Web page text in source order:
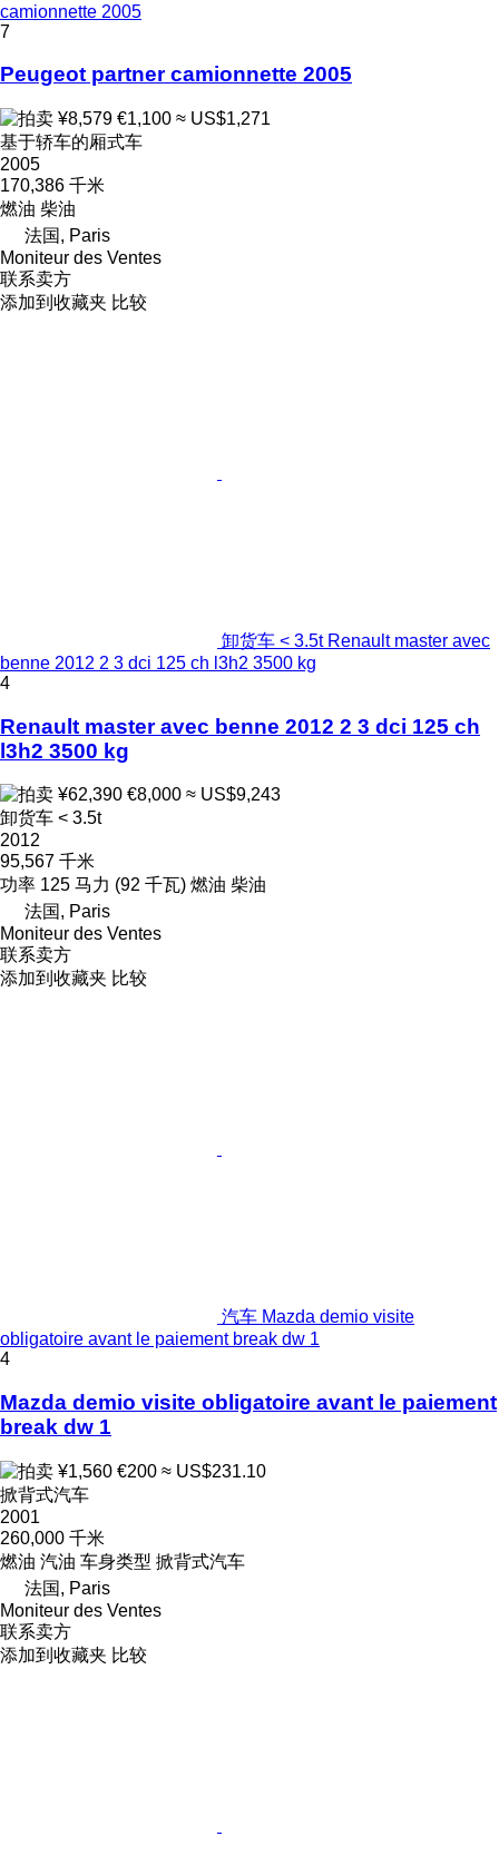
camionnette 2005
7
Peugeot partner camionnette 2005
¥8,579 €1,100 ≈ US$1,271
基于轿车的厢式车
2005
170,386 千米
燃油 柴油
法国, Paris
Moniteur des Ventes
联系卖方
添加到收藏夹 比较
卸货车 < 3.5t Renault master avec
benne 2012 2 3 dci 125 ch l3h2 3500 kg
4
Renault master avec benne 2012 2 3 dci 125 ch
l3h2 3500 kg
¥62,390 €8,000 ≈ US$9,243
卸货车 < 3.5t
2012
95,567 千米
功率 125 马力 (92 千瓦) 燃油 柴油
法国, Paris
Moniteur des Ventes
联系卖方
添加到收藏夹 比较
汽车 Mazda demio visite
obligatoire avant le paiement break dw 1
4
Mazda demio visite obligatoire avant le paiement
break dw 1
¥1,560 €200 ≈ US$231.10
掀背式汽车
2001
260,000 千米
燃油 汽油 车身类型 掀背式汽车
法国, Paris
Moniteur des Ventes
联系卖方
添加到收藏夹 比较